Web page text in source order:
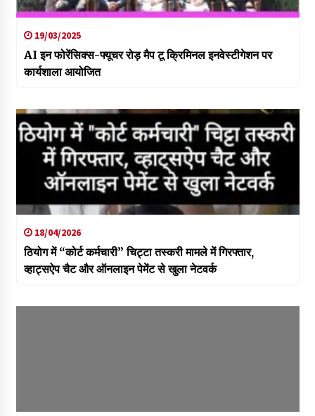
19/03/2025
AI इन फोरेंसिक्स-फ्यूचर रोड़ मैप टू क्रिमिनल इनवेस्टीगेशन पर
कार्यशाला आयोजित
18/04/2026
ठियोग में “कोर्ट कर्मचारी” चिट्टा तस्करी मामले में गिरफ्तार,
व्हाट्सऐप चैट और ऑनलाइन पेमेंट से खुला नेटवर्क